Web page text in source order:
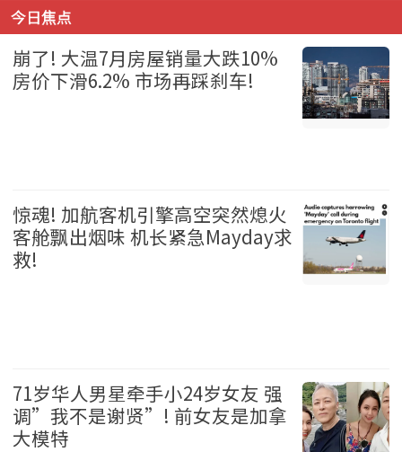
今日焦点
崩了! 大温7月房屋销量大跌10%
房价下滑6.2% 市场再踩刹车!
惊魂! 加航客机引擎高空突然熄火
客舱飘出烟味 机长紧急Mayday求
救!
71岁华人男星牵手小24岁女友 强
调”我不是谢贤”! 前女友是加拿
大模特